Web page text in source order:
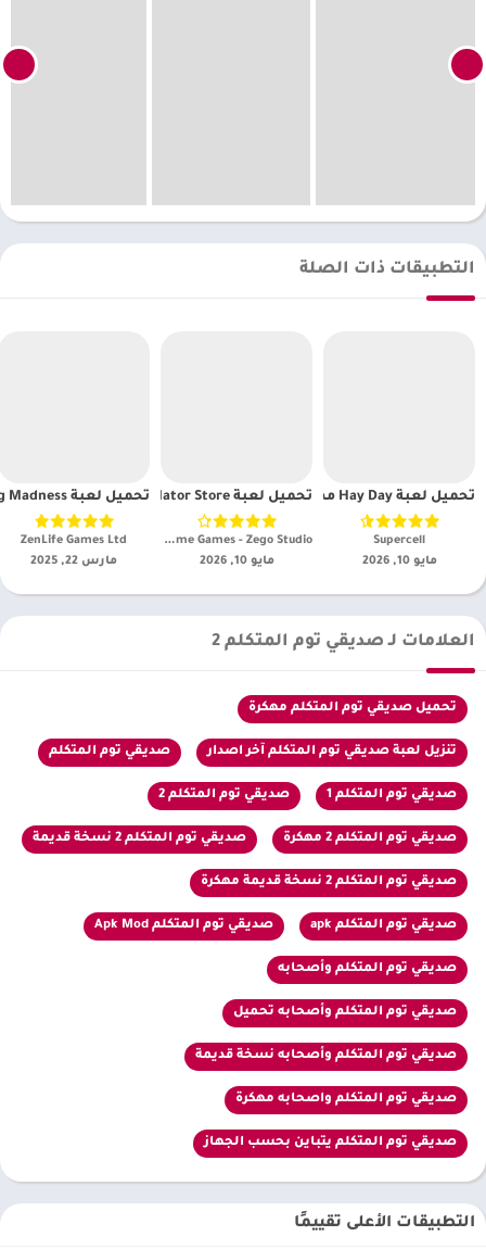
التطبيقات ذات الصلة
تحميل لعبة Hay Day مهكرة [ هاي داي 2026 مجاناً]
Supercell‏
مايو 10, 2026
تحميل لعبة Supermarket Simulator Store مهكرة 2026 أندرويد اخر اصدار
iKame Games - Zego Studio‏
مايو 10, 2026
تحميل لعبة Cooking Madness – ألعاب المطعم مهكره 2025 [اخر اصدار]
ZenLife Games Ltd‏
مارس 22, 2025
العلامات لـ صديقي توم المتكلم 2
تحميل صديقي توم المتكلم مهكرة
تنزيل لعبة صديقي توم المتكلم آخر اصدار صديقي توم المتكلم
صديقي توم المتكلم 1 صديقي توم المتكلم 2
صديقي توم المتكلم 2 مهكرة صديقي توم المتكلم 2 نسخة قديمة
صديقي توم المتكلم 2 نسخة قديمة مهكرة
صديقي توم المتكلم apk صديقي توم المتكلم Apk Mod
صديقي توم المتكلم وأصحابه
صديقي توم المتكلم وأصحابه تحميل
صديقي توم المتكلم وأصحابه نسخة قديمة
صديقي توم المتكلم واصحابه مهكرة
صديقي توم المتكلم يتباين بحسب الجهاز
التطبيقات الأعلى تقييمًا